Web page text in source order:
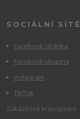
SOCIÁLNÍ SÍTĚ
Facebook stránka
Facebook skupina
Instagram
TikTok
Zakázkové krasopsaní